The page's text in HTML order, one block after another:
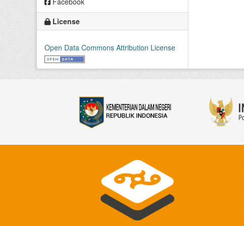
License
Open Data Commons Attribution License